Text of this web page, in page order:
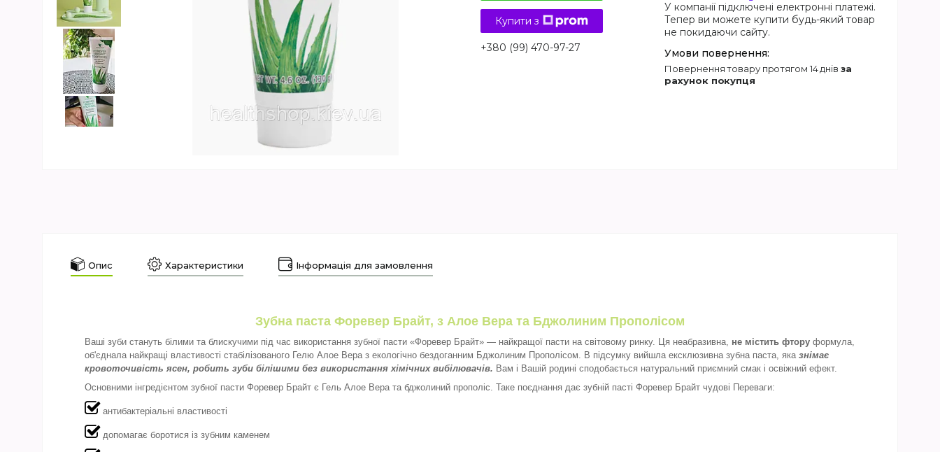
Купити з
+380 (99) 470-97-27
У компанії підключені електронні платежі.
Тепер ви можете купити будь-який товар
не покидаючи сайту.
повернення товару протягом 14 днів за
рахунок покупця
Опис Характеристики Інформація для замовлення
Зубна паста Форевер Брайт, з Алое Вера та Бджолиним Прополісом
Ваші зуби стануть білими та блискучими під час використання зубної пасти «Форевер Брайт» — найкращої пасти на світовому ринку. Ця неабразивна, не містить фтору формула,
об'єднала найкращі властивості стабілізованого Гелю Алое Вера з екологічно бездоганним Бджолиним Прополісом. В підсумку вийшла ексклюзивна зубна паста, яка знімає
кровоточивість ясен, робить зуби білішими без використання хімічних вибілювачів. Вам і Вашій родині сподобається натуральний приємний смак і освіжний ефект.
Основними інгредієнтом зубної пасти Форевер Брайт є Гель Алое Вера та бджолиний прополіс. Таке поєднання дає зубній пасті Форевер Брайт чудові Переваги:
антибактеріальні властивості
допомагає боротися із зубним каменем